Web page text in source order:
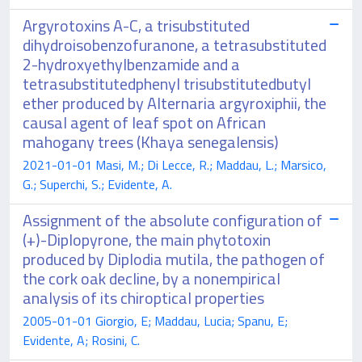
Argyrotoxins A-C, a trisubstituted
dihydroisobenzofuranone, a tetrasubstituted
2-hydroxyethylbenzamide and a
tetrasubstitutedphenyl trisubstitutedbutyl
ether produced by Alternaria argyroxiphii, the
causal agent of leaf spot on African
mahogany trees (Khaya senegalensis)
2021-01-01 Masi, M.; Di Lecce, R.; Maddau, L.; Marsico,
G.; Superchi, S.; Evidente, A.
Assignment of the absolute configuration of
(+)-Diplopyrone, the main phytotoxin
produced by Diplodia mutila, the pathogen of
the cork oak decline, by a nonempirical
analysis of its chiroptical properties
2005-01-01 Giorgio, E; Maddau, Lucia; Spanu, E;
Evidente, A; Rosini, C.